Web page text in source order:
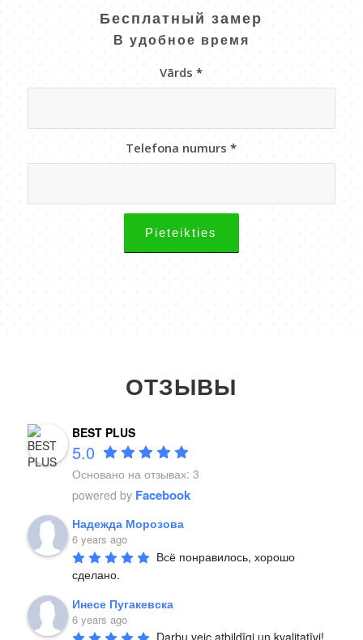
Бесплатный замер
В удобное время
Vārds*
Telefona numurs*
ОТЗЫВЫ
BEST PLUS
5.0
Основано на отзывах: 3
powered by Facebook
Надежда Морозова
6 years ago
Всё понравилось, хорошо
сделано.
Инесе Пугакевска
6 years ago